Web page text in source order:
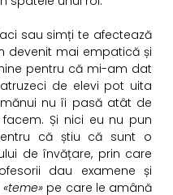
sau simți te afectează
devenit mai empatică și
pentru că mi-am dat
de elevi pot uita
nu îi pasă atât de
Și nici eu nu pun
că știu că sunt o
de învățare, prin care
dau examene și
«teme» pe care le amână